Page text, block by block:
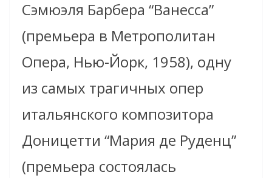
Сэмюэля Барбера “Ванесса”
(премьера в Метрополитан
Опера, Нью-Йорк, 1958), одну
из самых трагичных опер
итальянского композитора
Доницетти “Мария де Руденц”
(премьера состоялась